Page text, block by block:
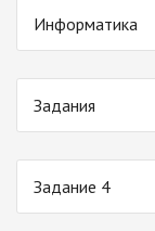
Информатика
Задания
Задание 4